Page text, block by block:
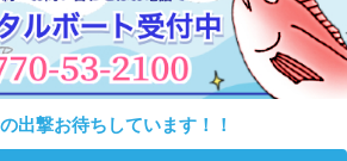
出撃お待ちしています！！